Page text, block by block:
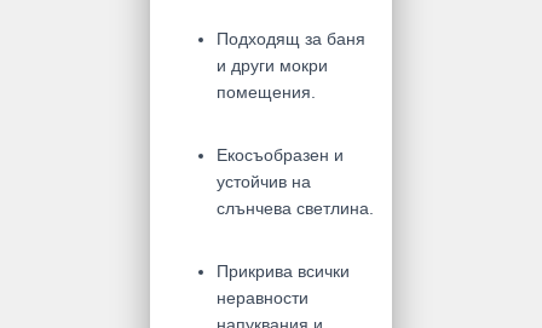
Подходящ за баня
и други мокри
помещения.
Екосъобразен и
устойчив на
слънчева светлина.
Прикрива всички
неравности